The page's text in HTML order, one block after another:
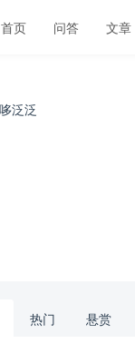
首页 问答 文章
热门 悬赏